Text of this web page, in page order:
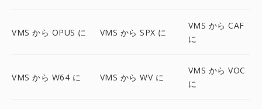
VMS から OPUS に VMS から SPX に
VMS から CAF
に
VMS から W64 に VMS から WV に
VMS から VOC
に